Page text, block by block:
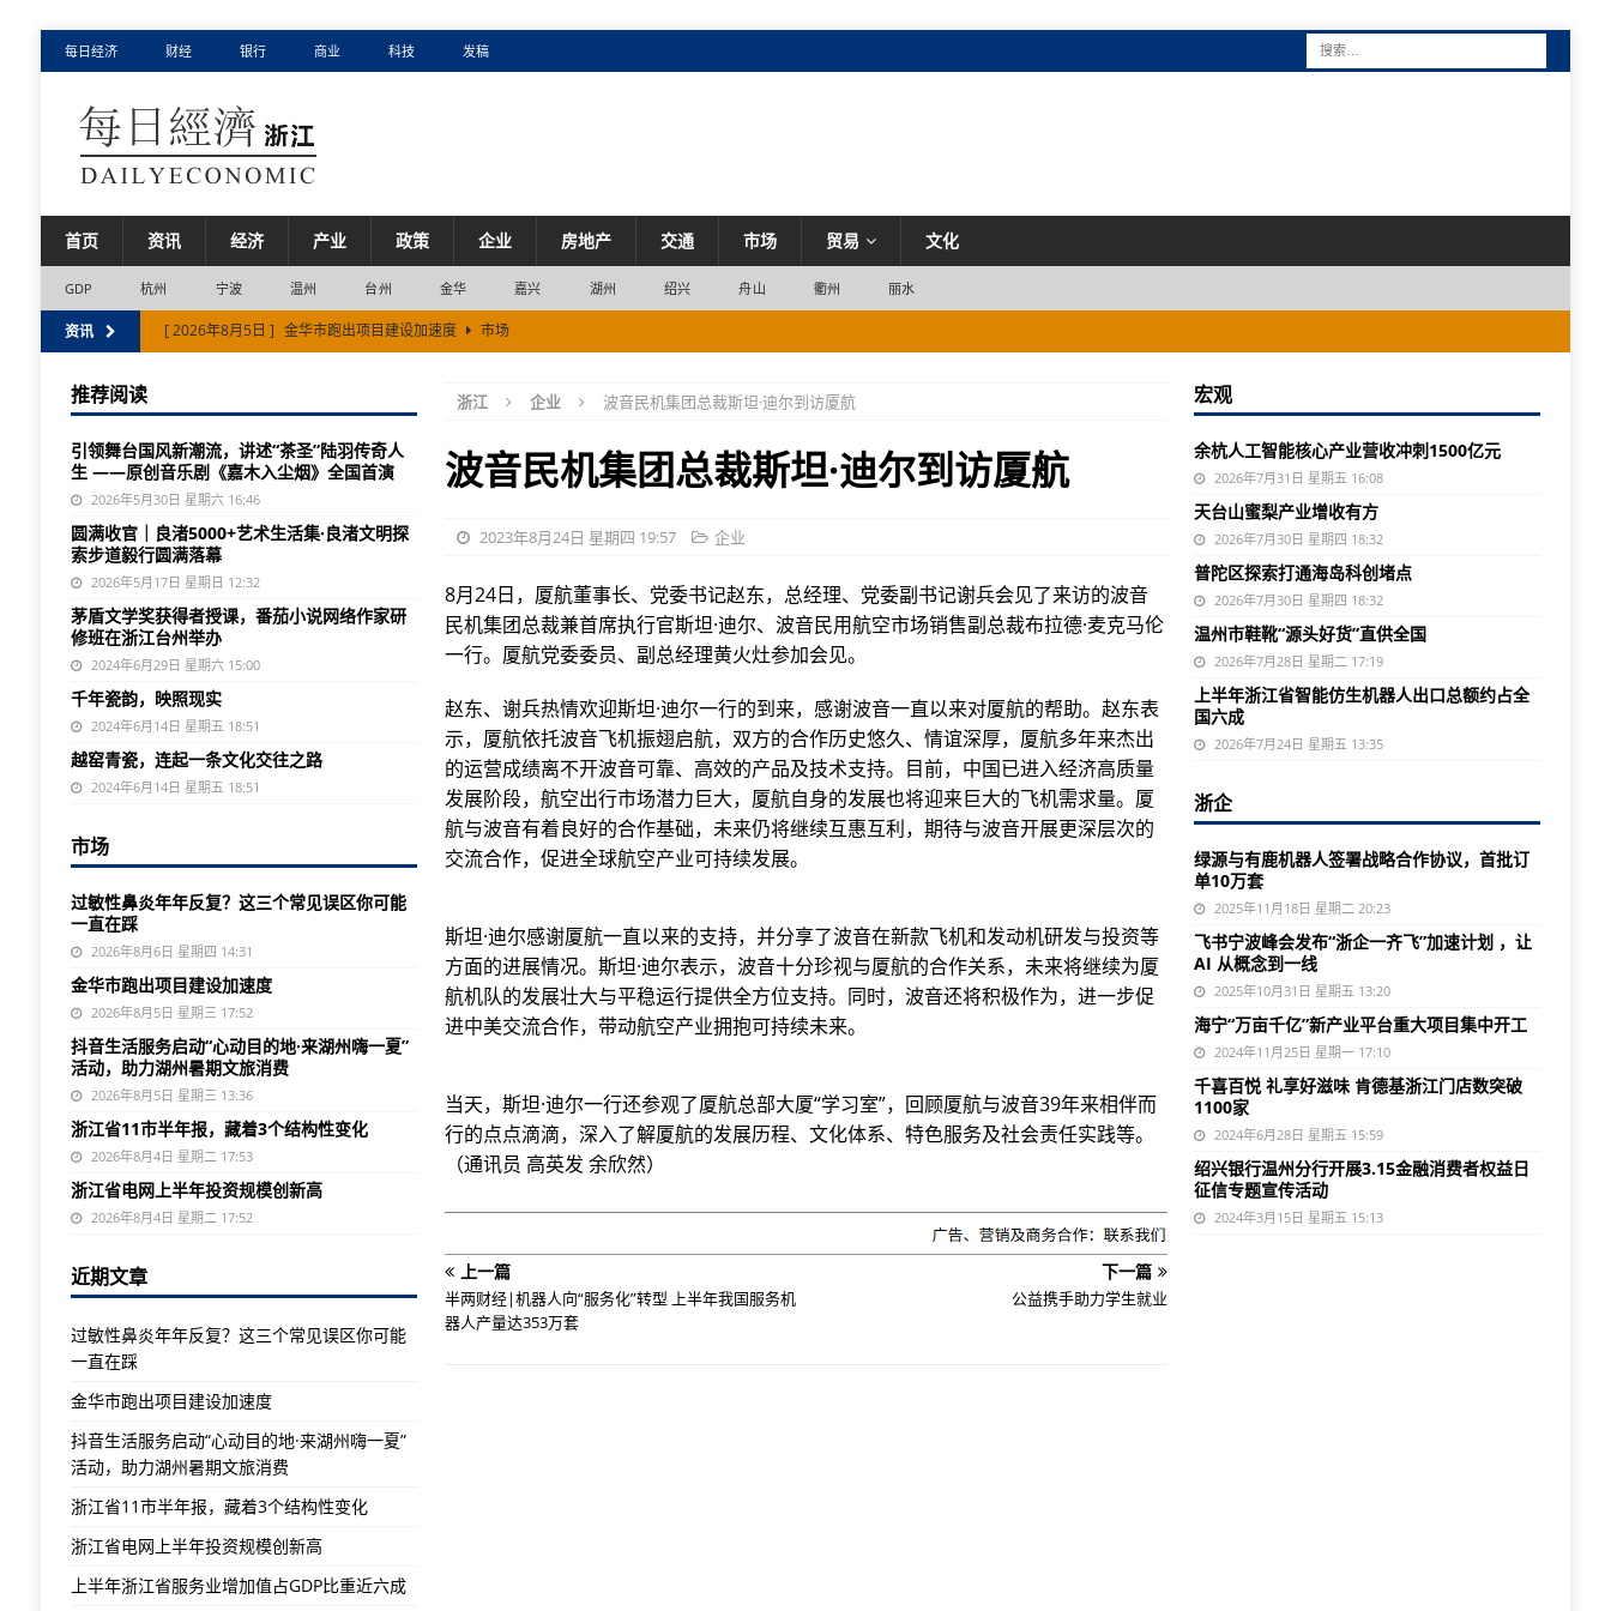
每日经济 财经 银行 商业 科技 发稿
首页 资讯 经济 产业 政策 企业 房地产 交通 市场 贸易 文化
GDP 杭州 宁波 温州 台州 金华 嘉兴 湖州 绍兴 舟山 衢州 丽水
资讯 [ 2026年8月5日 ] 金华市跑出项目建设加速度
市场
[ 2026年8月4日 ] 浙江省11市半年报，藏着3个结构性变化
市场
[ 2026年8月4日 ] 浙江省电网上半年投资规模创新高
市场
[ 2026年8月6日 ]
过敏性鼻炎年年反复？这三个常见误区你可能一直在踩 市场
浙江 企业 波音民机集团总裁斯坦·迪尔到访厦航
波音民机集团总裁斯坦·迪尔到访厦航
2023年8月24日 星期四 19:57 企业
8月24日，厦航董事长、党委书记赵东，总经理、党委副书记谢兵会见了来访的波音
民机集团总裁兼首席执行官斯坦·迪尔、波音民用航空市场销售副总裁布拉德·麦克马伦
一行。厦航党委委员、副总经理黄火灶参加会见。
赵东、谢兵热情欢迎斯坦·迪尔一行的到来，感谢波音一直以来对厦航的帮助。赵东表
示，厦航依托波音飞机振翅启航，双方的合作历史悠久、情谊深厚，厦航多年来杰出
的运营成绩离不开波音可靠、高效的产品及技术支持。目前，中国已进入经济高质量
发展阶段，航空出行市场潜力巨大，厦航自身的发展也将迎来巨大的飞机需求量。厦
航与波音有着良好的合作基础，未来仍将继续互惠互利，期待与波音开展更深层次的
交流合作，促进全球航空产业可持续发展。
斯坦·迪尔感谢厦航一直以来的支持，并分享了波音在新款飞机和发动机研发与投资等
方面的进展情况。斯坦·迪尔表示，波音十分珍视与厦航的合作关系，未来将继续为厦
航机队的发展壮大与平稳运行提供全方位支持。同时，波音还将积极作为，进一步促
进中美交流合作，带动航空产业拥抱可持续未来。
当天，斯坦·迪尔一行还参观了厦航总部大厦“学习室”，回顾厦航与波音39年来相伴而
行的点点滴滴，深入了解厦航的发展历程、文化体系、特色服务及社会责任实践等。
（通讯员 高英发 余欣然）
上一篇
半两财经|机器人向“服务化”转型 上半年我国服务机
器人产量达353万套
下一篇
公益携手助力学生就业
推荐阅读
引领舞台国风新潮流，讲述“茶圣”陆羽传奇人
生 ——原创音乐剧《嘉木入尘烟》全国首演
2026年5月30日 星期六 16:46
圆满收官｜良渚5000+艺术生活集·良渚文明探
索步道毅行圆满落幕
2026年5月17日 星期日 12:32
茅盾文学奖获得者授课，番茄小说网络作家研
修班在浙江台州举办
2024年6月29日 星期六 15:00
千年瓷韵，映照现实
2024年6月14日 星期五 18:51
越窑青瓷，连起一条文化交往之路
2024年6月14日 星期五 18:51
市场
过敏性鼻炎年年反复？这三个常见误区你可能
一直在踩
2026年8月6日 星期四 14:31
金华市跑出项目建设加速度
2026年8月5日 星期三 17:52
抖音生活服务启动“心动目的地·来湖州嗨一夏”
活动，助力湖州暑期文旅消费
2026年8月5日 星期三 13:36
浙江省11市半年报，藏着3个结构性变化
2026年8月4日 星期二 17:53
浙江省电网上半年投资规模创新高
2026年8月4日 星期二 17:52
近期文章
过敏性鼻炎年年反复？这三个常见误区你可能
一直在踩
金华市跑出项目建设加速度
抖音生活服务启动“心动目的地·来湖州嗨一夏”
活动，助力湖州暑期文旅消费
浙江省11市半年报，藏着3个结构性变化
浙江省电网上半年投资规模创新高
上半年浙江省服务业增加值占GDP比重近六成
宏观
余杭人工智能核心产业营收冲刺1500亿元
2026年7月31日 星期五 16:08
天台山蜜梨产业增收有方
2026年7月30日 星期四 18:32
普陀区探索打通海岛科创堵点
2026年7月30日 星期四 18:32
温州市鞋靴“源头好货”直供全国
2026年7月28日 星期二 17:19
上半年浙江省智能仿生机器人出口总额约占全
国六成
2026年7月24日 星期五 13:35
浙企
绿源与有鹿机器人签署战略合作协议，首批订
单10万套
2025年11月18日 星期二 20:23
飞书宁波峰会发布“浙企一齐飞”加速计划 ，让
AI 从概念到一线
2025年10月31日 星期五 13:20
海宁“万亩千亿”新产业平台重大项目集中开工
2024年11月25日 星期一 17:10
千喜百悦 礼享好滋味 肯德基浙江门店数突破
1100家
2024年6月28日 星期五 15:59
绍兴银行温州分行开展3.15金融消费者权益日
征信专题宣传活动
2024年3月15日 星期五 15:13